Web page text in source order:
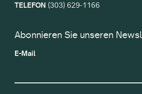
TELEFON (303) 629-1166
Abonnieren Sie unseren
E-Mail